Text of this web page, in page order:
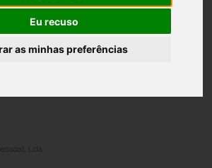
Eu recuso
as minhas preferências
Lda.